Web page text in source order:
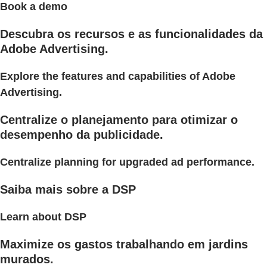
Book a demo
Descubra os recursos e as funcionalidades da
Adobe Advertising.
Explore the features and capabilities of Adobe
Advertising.
Centralize o planejamento para otimizar o
desempenho da publicidade.
Centralize planning for upgraded ad performance.
Saiba mais sobre a DSP
Learn about DSP
Maximize os gastos trabalhando em jardins
murados.